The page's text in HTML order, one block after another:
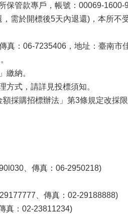
保管款專戶，帳號：00069-1600-
需於開標後5天內退還)，本所不
：06-7235406，地址：臺南市
繳納。
式，請詳見投標須知。
採購招標辦法」第3條規定改採限
、傳真：06-2950218)
、傳真：02-29188888)
真：02-23811234)